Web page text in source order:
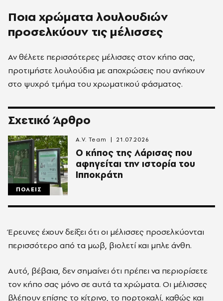
Ποια χρώματα λουλουδιών
προσελκύουν τις μέλισσες
Αν θέλετε περισσότερες μέλισσες στον κήπο σας,
προτιμήστε λουλούδια με αποχρώσεις που ανήκουν
στο ψυχρό τμήμα του χρωματικού φάσματος.
Σχετικό Άρθρο
ΠΟΛΕΙΣ
Ο κήπος της Λάρισας που
αφηγείται την ιστορία του
Ιπποκράτη
A.V. Team 21.07.2026
Έρευνες έχουν δείξει ότι οι μέλισσες προσελκύονται
περισσότερο από τα μωβ, βιολετί και μπλε άνθη.
Αυτό, βέβαια, δεν σημαίνει ότι πρέπει να περιορίσετε
τον κήπο σας μόνο σε αυτά τα χρώματα. Οι μέλισσες
βλέπουν επίσης το κίτρινο, το πορτοκαλί, καθώς και